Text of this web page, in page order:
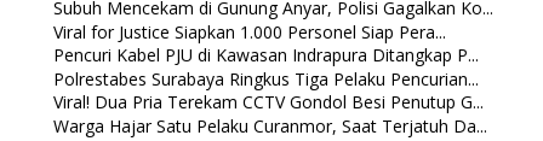
Subuh Mencekam di Gunung Anyar, Polisi Gagalkan Ko...
Viral for Justice Siapkan 1.000 Personel Siap Pera...
Pencuri Kabel PJU di Kawasan Indrapura Ditangkap P...
Polrestabes Surabaya Ringkus Tiga Pelaku Pencurian...
Viral! Dua Pria Terekam CCTV Gondol Besi Penutup G...
Warga Hajar Satu Pelaku Curanmor, Saat Terjatuh Da...